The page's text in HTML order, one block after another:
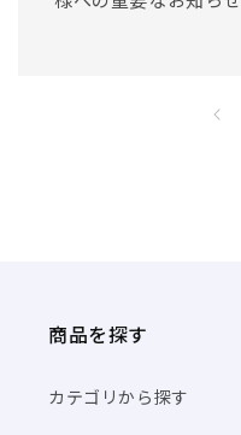
商品を探す
カテゴリから探す